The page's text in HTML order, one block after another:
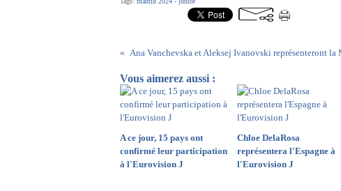
Vous aimerez aussi :
A ce jour, 15 pays ont
confirmé leur participation
à l'Eurovision J
Chloe DelaRosa
représentera l'Espagne à
l'Eurovision J